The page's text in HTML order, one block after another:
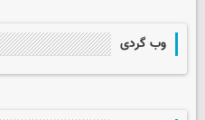
وب گردی